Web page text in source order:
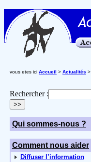
vous etes ici Accueil > Actualités >
Rechercher :
Qui sommes-nous ?
Comment nous aider
Diffuser l’information